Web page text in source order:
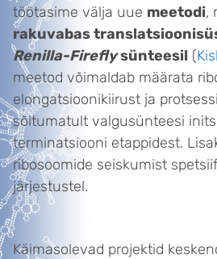
töötasime välja uue meetodi,
rakuvabas
Renilla-Fireflysünteesil (
meetod võimaldab määrata
elongatsioonikiirust ja
sõltumatult valgusünteesi
terminatsiooni etappidest.
ribosoomide seiskumist
järjestustel.
Käimasolevad projektid